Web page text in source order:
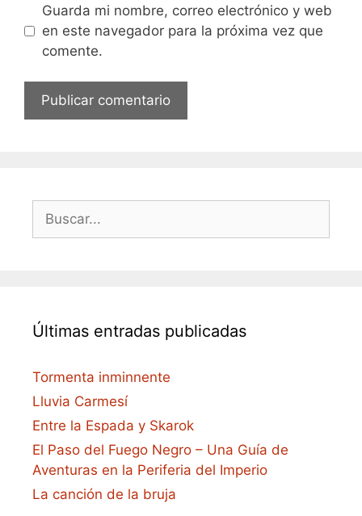
Guarda mi nombre, correo electrónico y web
en este navegador para la próxima vez que
comente.
Buscar:
Últimas entradas publicadas
Tormenta inminnente
Lluvia Carmesí
Entre la Espada y Skarok
El Paso del Fuego Negro – Una Guía de
Aventuras en la Periferia del Imperio
La canción de la bruja